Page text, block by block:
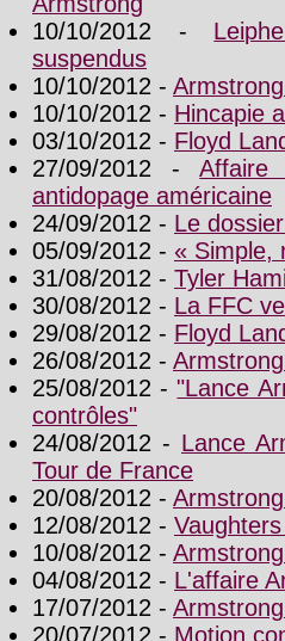
10/10/2012 -
suspendus
10/10/2012 -
10/10/2012 - Hincapie
03/10/2012 - Floyd
27/09/2012 -
antidopage américaine
24/09/2012 - Le
05/09/2012 - « Simple,
31/08/2012 - Tyler
30/08/2012 - La FFC
29/08/2012 - Floyd
26/08/2012 -
25/08/2012 -"Lance
contrôles"
24/08/2012 - Lance
Tour de France
20/08/2012 -
12/08/2012 -
10/08/2012 -
04/08/2012 - L'affaire
17/07/2012 -
20/07/2012 - Motion